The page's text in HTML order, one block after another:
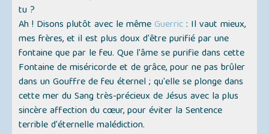
tu ?
Ah ! Disons plutôt avec le même Guerric: Il vaut mieux,
mes frères, et il est plus doux d'être purifié par une
fontaine que par le feu. Que l'âme se purifie dans cette
Fontaine de miséricorde et de grâce, pour ne pas brûler
dans un Gouffre de feu éternel ; qu'elle se plonge dans
cette mer du Sang très-précieux de Jésus avec la plus
sincère affection du cœur, pour éviter la Sentence
terrible d'éternelle malédiction.